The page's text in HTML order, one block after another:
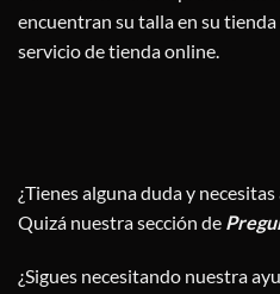
encuentran su talla en su
servicio de tienda online.
¿Tienes alguna duda y necesitas
Quizá nuestra sección de
¿Sigues necesitando nuestra